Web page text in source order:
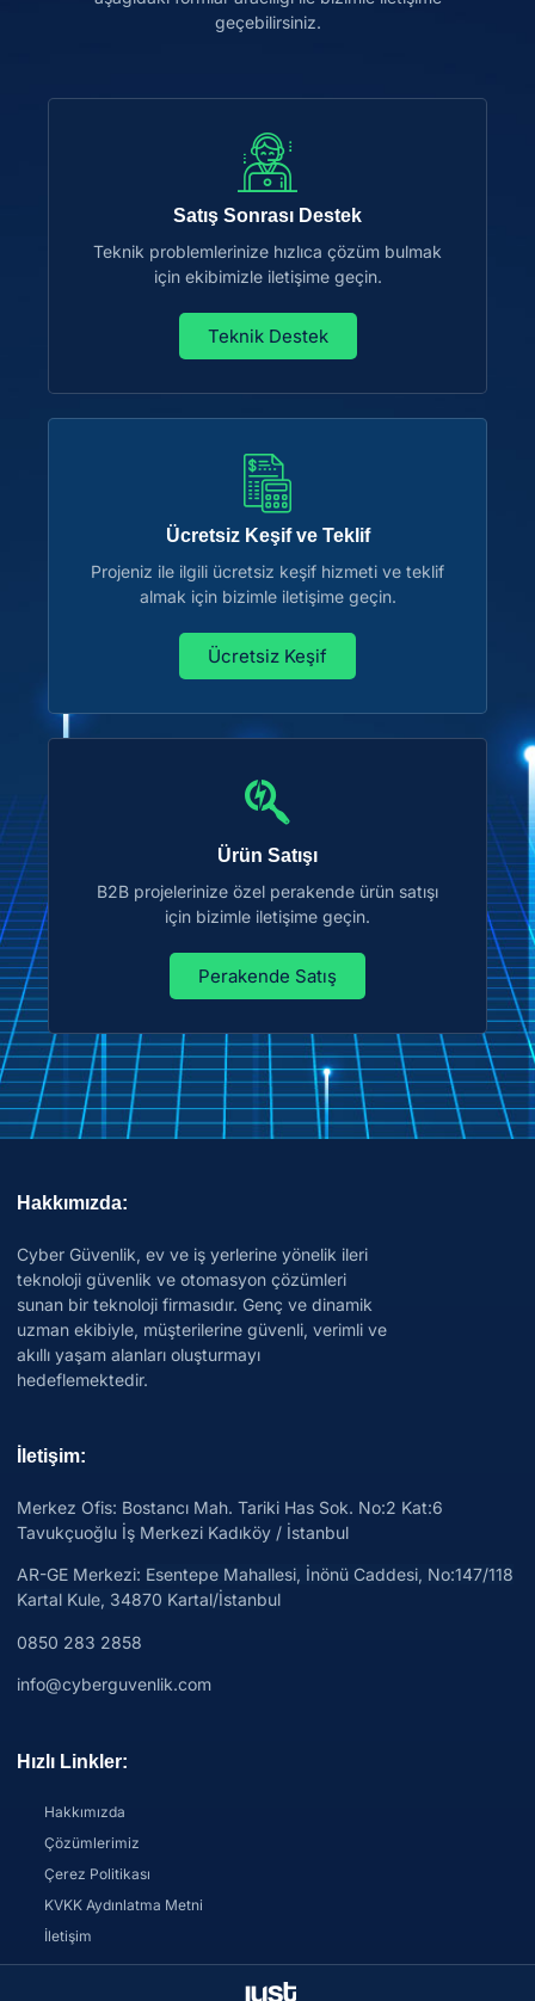
geçebilirsiniz.
Satış Sonrası Destek
Teknik problemlerinize hızlıca çözüm bulmak
için ekibimizle iletişime geçin.
Teknik Destek
Ücretsiz Keşif ve Teklif
Projeniz ile ilgili ücretsiz keşif hizmeti ve teklif
almak için bizimle iletişime geçin.
Ücretsiz Keşif
Ürün Satışı
B2B projelerinize özel perakende ürün satışı
için bizimle iletişime geçin.
Perakende Satış
Hakkımızda:
Cyber Güvenlik, ev ve iş yerlerine yönelik ileri
teknoloji güvenlik ve otomasyon çözümleri
sunan bir teknoloji firmasıdır. Genç ve dinamik
uzman ekibiyle, müşterilerine güvenli, verimli ve
akıllı yaşam alanları oluşturmayı
hedeflemektedir.
İletişim:
Merkez Ofis: Bostancı Mah. Tariki Has Sok. No:2 Kat:6
Tavukçuoğlu İş Merkezi Kadıköy / İstanbul
AR-GE Merkezi: Esentepe Mahallesi, İnönü Caddesi, No:147/118
Kartal Kule, 34870 Kartal/İstanbul
0850 283 2858
info@cyberguvenlik.com
Hızlı Linkler:
Hakkımızda
Çözümlerimiz
Çerez Politikası
KVKK Aydınlatma Metni
İletişim